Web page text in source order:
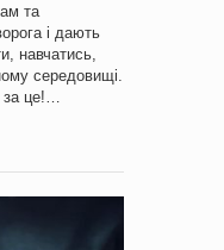
та
і дають
навчатись,
середовищі.
це!…